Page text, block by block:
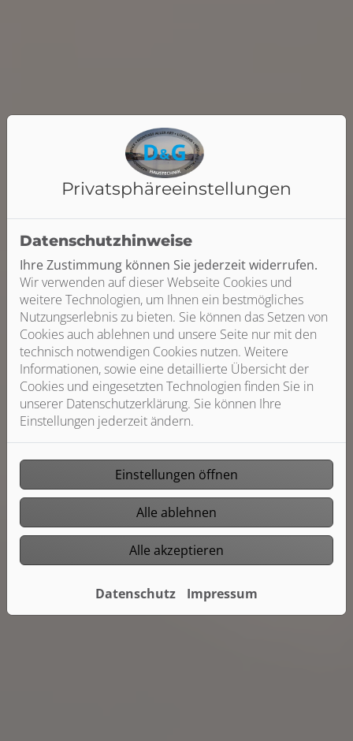
Privatsphäre­einstellungen
Datenschutzhinweise
Ihre Zustimmung können Sie jederzeit widerrufen.
Wir verwenden auf dieser Webseite Cookies und
weitere Technologien, um Ihnen ein bestmögliches
Nutzungserlebnis zu bieten. Sie können das Setzen von
Cookies auch ablehnen und unsere Seite nur mit den
technisch notwendigen Cookies nutzen. Weitere
Informationen, sowie eine detaillierte Übersicht der
Cookies und eingesetzten Technologien finden Sie in
unserer Datenschutzerklärung. Sie können Ihre
Einstellungen jederzeit ändern.
Einstellungen öffnen
Alle ablehnen
Alle akzeptieren
Datenschutz Impressum